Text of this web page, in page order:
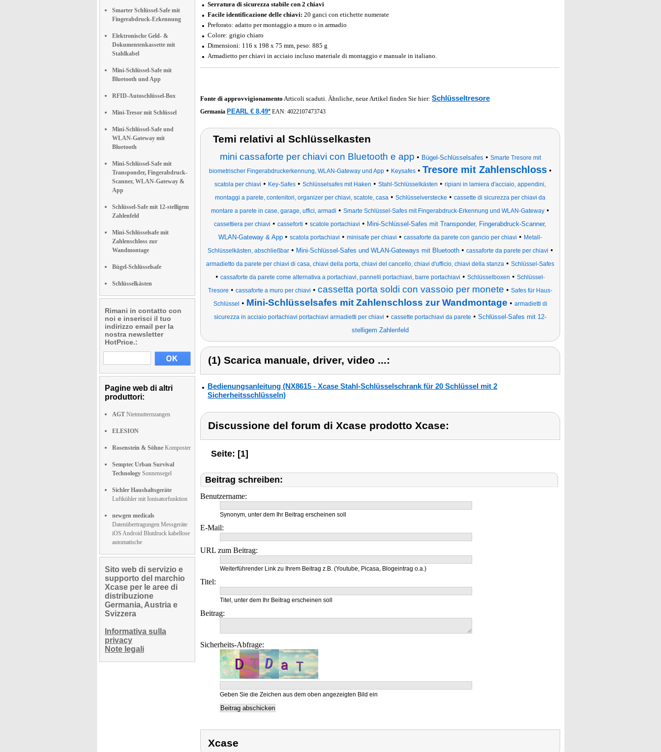
Smarter Schlüssel-Safe mit
Fingerabdruck-Erkennung
Elektronische Geld- &
Dokumentenkassette mit
Stahlkabel
Mini-Schlüssel-Safe mit
Bluetooth und App
RFID-Autoschlüssel-Box
Mini-Tresor mit Schlüssel
Mini-Schlüssel-Safe und
WLAN-Gateway mit
Bluetooth
Mini-Schlüssel-Safe mit
Transponder, Fingerabdruck-
Scanner, WLAN-Gateway &
App
Schlüssel-Safe mit 12-stelligem
Zahlenfeld
Mini-Schlüsselsafe mit
Zahlenschloss zur
Wandmontage
Bügel-Schlüsselsafe
Schlüsselkästen
Rimani in contatto con
noi e inserisci il tuo
indirizzo email per la
nostra newsletter
HotPrice.:
Pagine web di altri
produttori:
AGT Nietmutternzangen
ELESION
Rosenstein & Söhne Komposter
Semptec Urban Survival
Technology Sonnensegel
Sichler Haushaltsgeräte
Luftkühler mit Ionisatorfunktion
newgen medicals
Datenübertragungen Messgeräte
iOS Android Blutdruck kabellose
automatische
Sito web di servizio e
supporto del marchio
Xcase per le aree di
distribuzione
Germania, Austria e
Svizzera
Informativa sulla
privacy
Note legali
Serratura di sicurezza stabile con 2 chiavi
Facile identificazione delle chiavi: 20 ganci con etichette numerate
Preforato: adatto per montaggio a muro o in armadio
Colore: grigio chiaro
Dimensioni: 116 x 198 x 75 mm, peso: 885 g
Armadietto per chiavi in acciaio incluso materiale di montaggio e manuale in italiano.
Fonte di approvvigionamento Articoli scaduti. Ähnliche, neue Artikel finden Sie hier: Schlüsseltresore
Germania PEARL € 8,49* EAN: 4022107473743
Temi relativi al Schlüsselkasten
mini cassaforte per chiavi con Bluetooth e app • Bügel-Schlüsselsafes • Smarte Tresore mit
biometrischer Fingerabdruckerkennung, WLAN-Gateway und App• Keysafes• Tresore mit Zahlenschloss•
scatola per chiavi • Key-Safes • Schlüsselsafes mit Haken • Stahl-Schlüsselkästen • ripiani in lamiera d'acciaio, appendini,
montaggi a parete, contenitori, organizer per chiavi, scatole, casa • Schlüsselverstecke • cassette di sicurezza per chiavi da
montare a parete in case, garage, uffici, armadi • Smarte Schlüssel-Safes mit Fingerabdruck-Erkennung und WLAN-Gateway •
cassettiera per chiavi • casseforti • scatole portachiavi • Mini-Schlüssel-Safes mit Transponder, Fingerabdruck-Scanner,
WLAN-Gateway & App • scatola portachiavi • minisafe per chiavi • cassaforte da parete con gancio per chiavi • Metall-
Schlüsselkästen, abschließbar• Mini-Schlüssel-Safes und WLAN-Gateways mit Bluetooth• cassaforte da parete per chiavi •
armadietto da parete per chiavi di casa, chiavi della porta, chiavi del cancello, chiavi d'ufficio, chiavi della stanza • Schlüssel-Safes
• cassaforte da parete come alternativa a portachiavi, pannelli portachiavi, barre portachiavi • Schlüsselboxen • Schlüssel-
Tresore • cassaforte a muro per chiavi • cassetta porta soldi con vassoio per monete • Safes für Haus-
Schlüssel
• Mini-Schlüsselsafes mit Zahlenschloss zur Wandmontage • armadietti di
sicurezza in acciaio portachiavi portachiavi armadietti per chiavi • cassette portachiavi da parete • Schlüssel-Safes mit 12-
stelligem Zahlenfeld
(1) Scarica manuale, driver, video ...:
Bedienungsanleitung (NX8615 - Xcase Stahl-Schlüsselschrank für 20 Schlüssel mit 2
Sicherheitsschlüsseln)
Discussione del forum di Xcase prodotto Xcase:
Seite: [1]
Beitrag schreiben:
Benutzername:
Synonym, unter dem Ihr Beitrag erscheinen soll
E-Mail:
URL zum Beitrag:
Weiterführender Link zu Ihrem Beitrag z.B. (Youtube, Picasa, Blogeintrag o.a.)
Titel:
Titel, unter dem Ihr Beitrag erscheinen soll
Beitrag:
Sicherheits-Abfrage:
Geben Sie die Zeichen aus dem oben angezeigten Bild ein
Xcase